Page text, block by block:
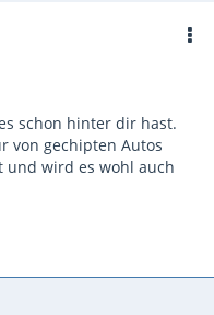
schon hinter dir hast.
von gechipten Autos
wird es wohl auch